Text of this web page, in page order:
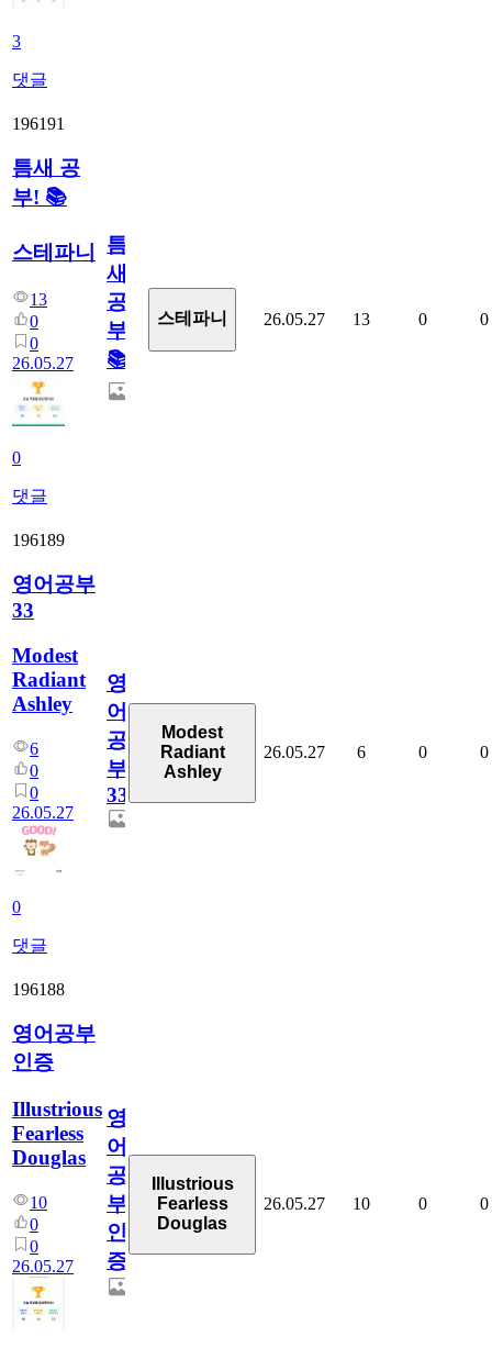
3
댓글
196191
틈새 공
부! 📚
스테파니
13
0
0
26.05.27
0
댓글
틈
새
공
부!
📚
스테파니 26.05.27 13 0 0
196189
영어공부
33
Modest
Radiant
Ashley
6
0
0
26.05.27
0
댓글
영
어
공
부
33
Modest
Radiant
Ashley
26.05.27 6 0 0
196188
영어공부
인증
Illustrious
Fearless
Douglas
10
0
0
26.05.27
영
어
공
부
인
증
Illustrious
Fearless
Douglas
26.05.27 10 0 0